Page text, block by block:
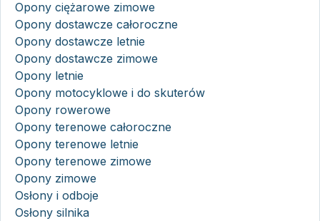
Opony ciężarowe zimowe
Opony dostawcze całoroczne
Opony dostawcze letnie
Opony dostawcze zimowe
Opony letnie
Opony motocyklowe i do skuterów
Opony rowerowe
Opony terenowe całoroczne
Opony terenowe letnie
Opony terenowe zimowe
Opony zimowe
Osłony i odboje
Osłony silnika